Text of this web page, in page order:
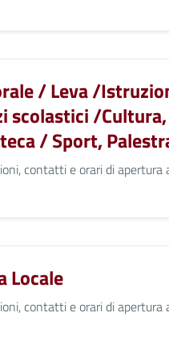
/ Leva /
scolastici /Cultura,
/ Sport,
contatti e orari di apertura
Locale
contatti e orari di apertura